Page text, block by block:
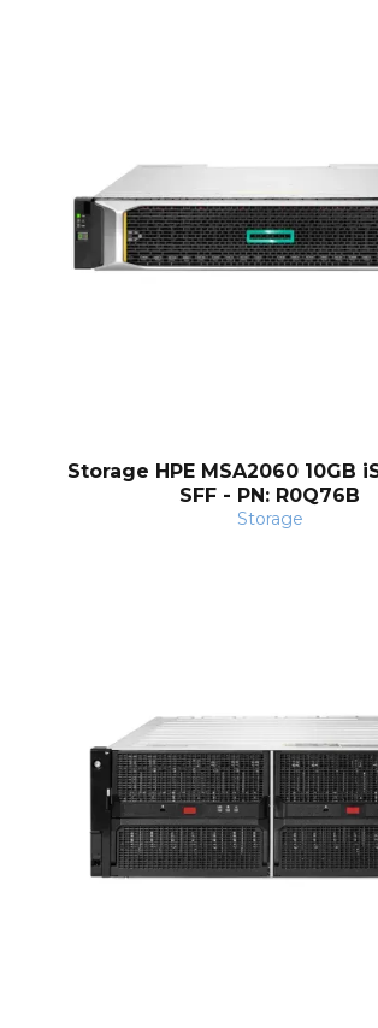
Storage HPE MSA2060 10GB
SFF - PN: R0Q76B
Storage